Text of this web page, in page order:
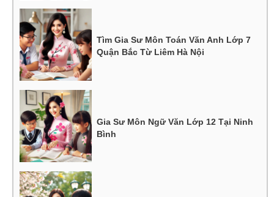
Tìm Gia Sư Môn Toán Văn Anh Lớp 7
Quận Bắc Từ Liêm Hà Nội
Gia Sư Môn Ngữ Văn Lớp 12 Tại Ninh
Bình